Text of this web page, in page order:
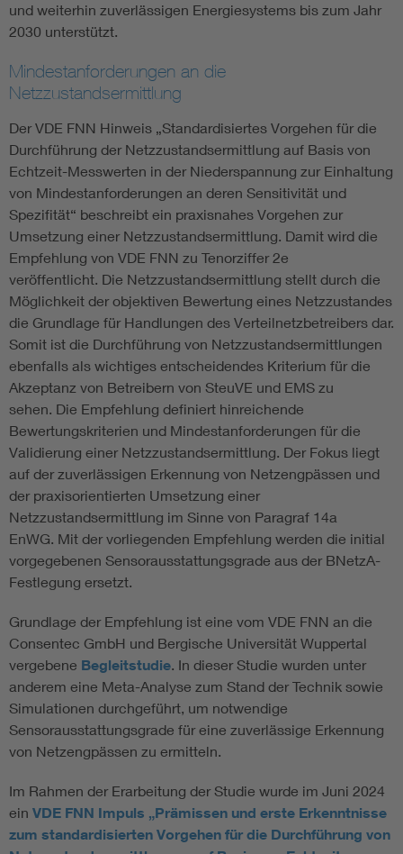
und weiterhin zuverlässigen Energiesystems bis zum Jahr
2030 unterstützt.
Mindestanforderungen an die
Netzzustandsermittlung
Der VDE FNN Hinweis „Standardisiertes Vorgehen für die
Durchführung der Netzzustandsermittlung auf Basis von
Echtzeit-Messwerten in der Niederspannung zur Einhaltung
von Mindestanforderungen an deren Sensitivität und
Spezifität“ beschreibt ein praxisnahes Vorgehen zur
Umsetzung einer Netzzustandsermittlung. Damit wird die
Empfehlung von VDE FNN zu Tenorziffer 2e
veröffentlicht. Die Netzzustandsermittlung stellt durch die
Möglichkeit der objektiven Bewertung eines Netzzustandes
die Grundlage für Handlungen des Verteilnetzbetreibers dar.
Somit ist die Durchführung von Netzzustandsermittlungen
ebenfalls als wichtiges entscheidendes Kriterium für die
Akzeptanz von Betreibern von SteuVE und EMS zu
sehen. Die Empfehlung definiert hinreichende
Bewertungskriterien und Mindestanforderungen für die
Validierung einer Netzzustandsermittlung. Der Fokus liegt
auf der zuverlässigen Erkennung von Netzengpässen und
der praxisorientierten Umsetzung einer
Netzzustandsermittlung im Sinne von Paragraf 14a
EnWG. Mit der vorliegenden Empfehlung werden die initial
vorgegebenen Sensorausstattungsgrade aus der BNetzA-
Festlegung ersetzt.
Grundlage der Empfehlung ist eine vom VDE FNN an die
Consentec GmbH und Bergische Universität Wuppertal
vergebene Begleitstudie. In dieser Studie wurden unter
anderem eine Meta-Analyse zum Stand der Technik sowie
Simulationen durchgeführt, um notwendige
Sensorausstattungsgrade für eine zuverlässige Erkennung
von Netzengpässen zu ermitteln.
Im Rahmen der Erarbeitung der Studie wurde im Juni 2024
ein VDE FNN Impuls „Prämissen und erste Erkenntnisse
zum standardisierten Vorgehen für die Durchführung von